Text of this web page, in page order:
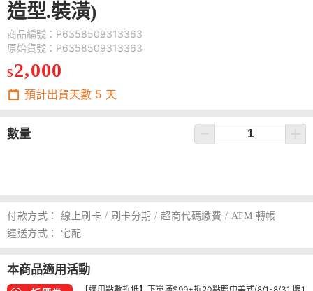
造型.裝潢)
商品編號：P6358509313363
原始貨號：P6358509313363
$2,000
預計出貨天數 5 天
數量
付款方式：
線上刷卡 / 刷卡分期 / 超商代碼繳費 / ATM 轉帳
運送方式：
宅配
本商品適用活動